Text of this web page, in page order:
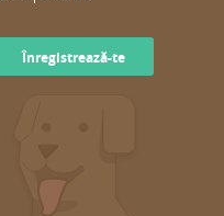
Înregistrează-te